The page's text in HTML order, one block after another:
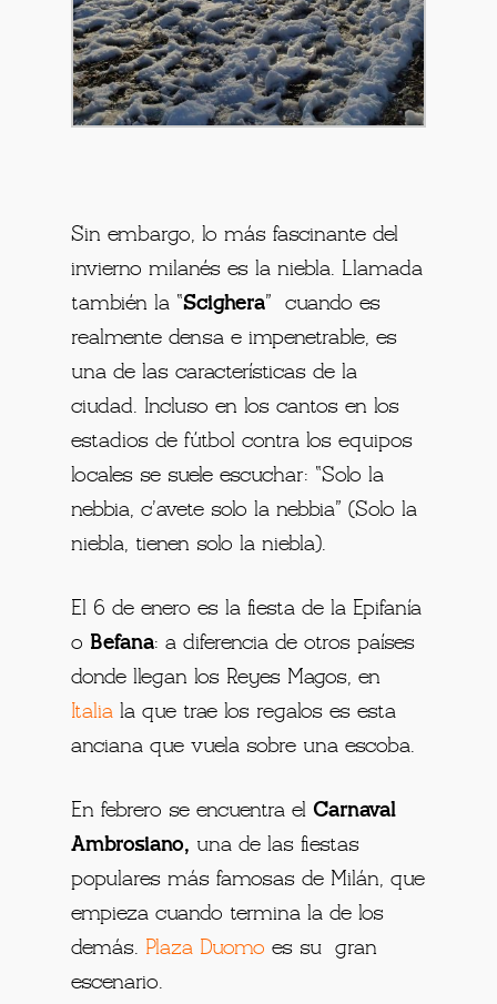
Sin embargo, lo más fascinante del
invierno milanés es la niebla. Llamada
también la “Scighera” cuando es
realmente densa e impenetrable, es
una de las características de la
ciudad. Incluso en los cantos en los
estadios de fútbol contra los equipos
locales se suele escuchar: “Solo la
nebbia, c’avete solo la nebbia” (Solo la
niebla, tienen solo la niebla).
El 6 de enero es la fiesta de la Epifanía
o Befana: a diferencia de otros países
donde llegan los Reyes Magos, en
Italia la que trae los regalos es esta
anciana que vuela sobre una escoba.
En febrero se encuentrael Carnaval
Ambrosiano, una de las fiestas
populares más famosas de Milán, que
empieza cuando termina la de los
demás. Plaza Duomo es su gran
escenario.